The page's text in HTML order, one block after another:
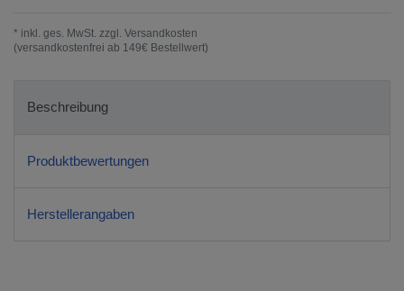
* inkl. ges. MwSt. zzgl. Versandkosten
(versandkostenfrei ab 149€ Bestellwert)
Beschreibung
Produktbewertungen
Herstellerangaben